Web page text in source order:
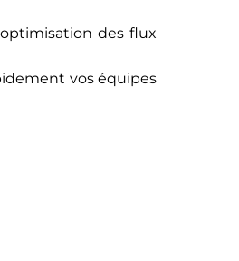
des flux
vos équipes